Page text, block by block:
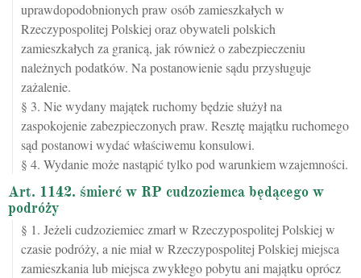
uprawdopodobnionych praw osób zamieszkałych w
Rzeczypospolitej Polskiej oraz obywateli polskich
zamieszkałych za granicą, jak również o zabezpieczeniu
należnych podatków. Na postanowienie sądu przysługuje
zażalenie.
§ 3. Nie wydany majątek ruchomy będzie służył na
zaspokojenie zabezpieczonych praw. Resztę majątku ruchomego
sąd postanowi wydać właściwemu konsulowi.
§ 4. Wydanie może nastąpić tylko pod warunkiem wzajemności.
Art. 1142. śmierć w RP cudzoziemca będącego w
podróży
§ 1. Jeżeli cudzoziemiec zmarł w Rzeczypospolitej Polskiej w
czasie podróży, a nie miał w Rzeczypospolitej Polskiej miejsca
zamieszkania lub miejsca zwykłego pobytu ani majątku oprócz